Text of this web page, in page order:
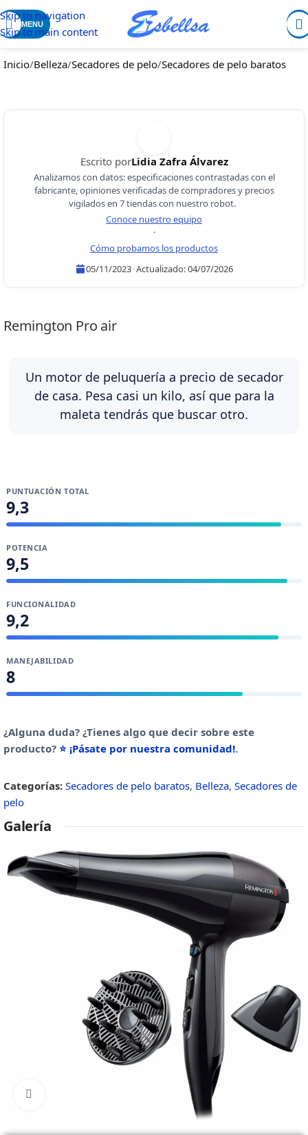
Skip to navigation
Skip to main content
MENU
Inicio/Belleza/Secadores de pelo/Secadores de pelo baratos
Escrito porLidia Zafra Álvarez
Analizamos con datos: especificaciones contrastadas con el
fabricante, opiniones verificadas de compradores y precios
vigilados en 7 tiendas con nuestro robot.
Conoce nuestro equipo
·
Cómo probamos los productos
05/11/2023·Actualizado:04/07/2026
Remington Pro air
Un motor de peluquería a precio de secador
de casa. Pesa casi un kilo, así que para la
maleta tendrás que buscar otro.
PUNTUACIÓN TOTAL
9,3
POTENCIA
9,5
FUNCIONALIDAD
9,2
MANEJABILIDAD
8
¿Alguna duda? ¿Tienes algo que decir sobre este
producto? ⭐ ¡Pásate por nuestra comunidad!.
Categorías: Secadores de pelo baratos, Belleza, Secadores de
pelo
Galería